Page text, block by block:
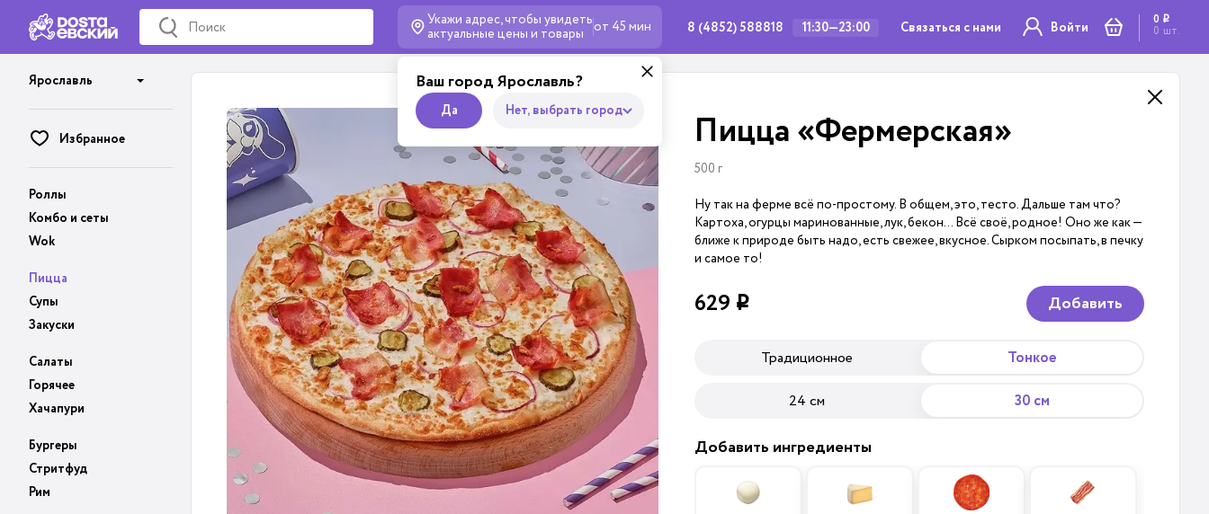
Укажи адрес, чтобы увидеть
актуальные цены и товары от 45 мин
Ваш город Ярославль?
Да Нет, выбрать город
8 (4852) 588818 11:30—23:00 Связаться с нами Войти 0 i
0 шт.
Ярославль
Избранное
Роллы
Комбо и сеты
Wok
Пицца
Супы
Закуски
Салаты
Горячее
Хачапури
Бургеры
Стритфуд
Рим
Пицца «Фермерская»
500 г
Ну так на ферме всё по-простому. В общем, это, тесто. Дальше там что?
Картоха, огурцы маринованные, лук, бекон… Всё своё, родное! Оно же как —
ближе к природе быть надо, есть свежее, вкусное. Сырком посыпать, в печку
и самое то!
629 i Добавить
Традиционное Тонкое
24 см 30 см
Добавить ингредиенты